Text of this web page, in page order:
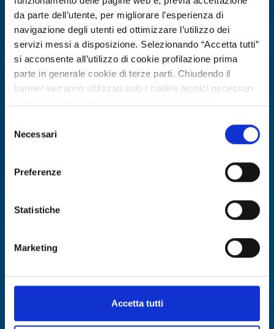
da parte dell’utente, per migliorare l’esperienza di
navigazione degli utenti ed ottimizzare l’utilizzo dei
servizi messi a disposizione. Selezionando “Accetta tutti”
si acconsente all’utilizzo di cookie profilazione prima
parte in generale cookie di terze parti. Chiudendo il
banner verranno utilizzati solo i cookie tecnici necessari
Per conoscere i dettagli, consulta la nostra cookie policy.
https://www.openinnovation.regione.lombardia.it/it/co
https://www.openinnovation.regione.lombardia.it/it/pr
delNecessari
Preferenze
Statistiche
Marketing
Accetta tutti
Technology offer
WebAR per turismo intelligente e
ID: TODE20260417001
DISCOVER MORE →